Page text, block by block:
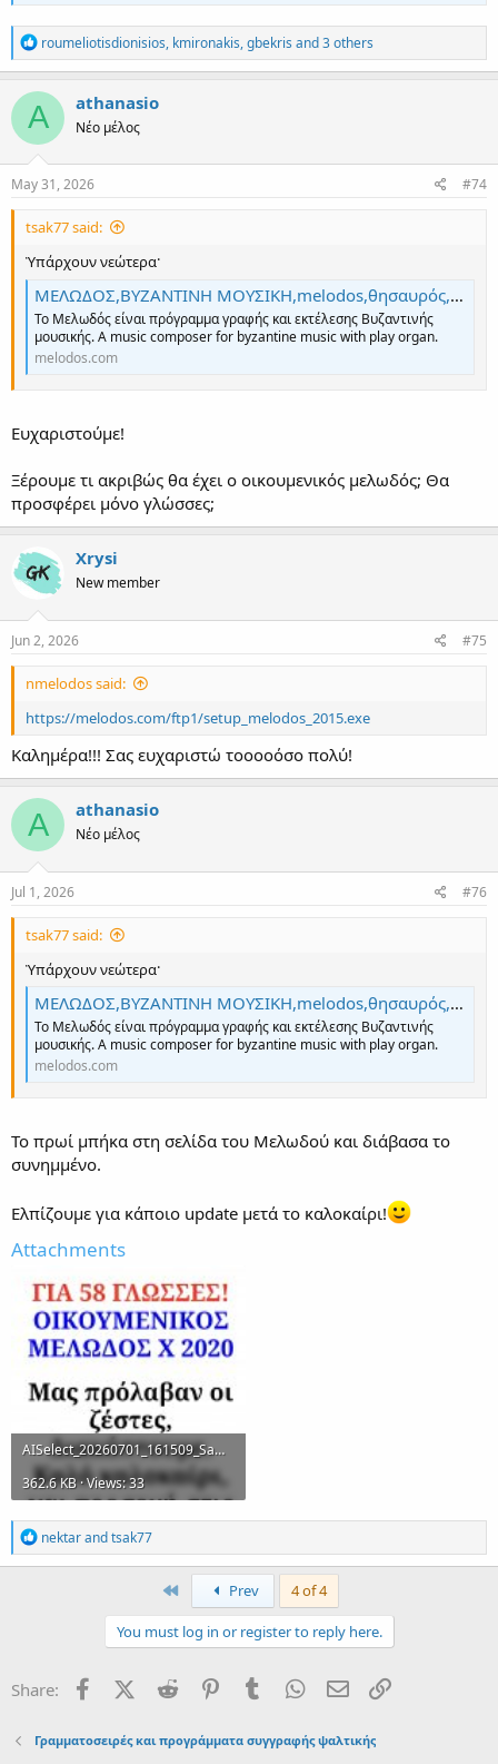
R
e
a
c
t
o
n
s
roumeliotisdionisios, kmironakis,gbekris and 3 others
A athanasio
Νέο μέλος
May 31, 2026 #74
tsak77 said:
Ὑπάρχουν νεώτερα·
ΜΕΛΩΔΟΣ,ΒΥΖΑΝΤΙΝΗ ΜΟΥΣΙΚΗ,melodos,θησαυρός,Αγία γραφή,Καινή διαθήκη,Παλαιά διαθήκη,Πατρολογία,Ευαγγέλια, Μουσική βιβλιοθήκη
Το Μελωδός είναι πρόγραμμα γραφής και εκτέλεσης Βυζαντινής
μουσικής. A music composer for byzantine music with play organ.
melodos.com
Ευχαριστούμε!
Ξέρουμε τι ακριβώς θα έχει ο οικουμενικός μελωδός; Θα
προσφέρει μόνο γλώσσες;
Xrysi
New member
Jun 2, 2026 #75
nmelodos said:
https://melodos.com/ftp1/setup_melodos_2015.exe
Καλημέρα!!! Σας ευχαριστώ τοοοοόσο πολύ!
A athanasio
Νέο μέλος
Jul 1, 2026 #76
tsak77 said:
Ὑπάρχουν νεώτερα·
ΜΕΛΩΔΟΣ,ΒΥΖΑΝΤΙΝΗ ΜΟΥΣΙΚΗ,melodos,θησαυρός,Αγία γραφή,Καινή διαθήκη,Παλαιά διαθήκη,Πατρολογία,Ευαγγέλια, Μουσική βιβλιοθήκη
Το Μελωδός είναι πρόγραμμα γραφής και εκτέλεσης Βυζαντινής
μουσικής. A music composer for byzantine music with play organ.
melodos.com
Το πρωί μπήκα στη σελίδα του Μελωδού και διάβασα το
συνημμένο.
Ελπίζουμε για κάποιο update μετά το καλοκαίρι!
Attachments
AISelect_20260701_161509_Samsung Browser.jpg
362.6 KB · Views: 33
R
e
a
:
nektarandtsak77
First Prev 4 of 4
You must log in or register to reply here.
Share: FacebookX (Twitter)
Reddit PinterestTumblr WhatsApp
Email
Γραμματοσειρές και προγράμματα συγγραφής ψαλτικής